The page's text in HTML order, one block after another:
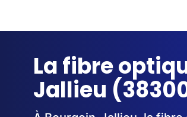
La fibre
Jallieu